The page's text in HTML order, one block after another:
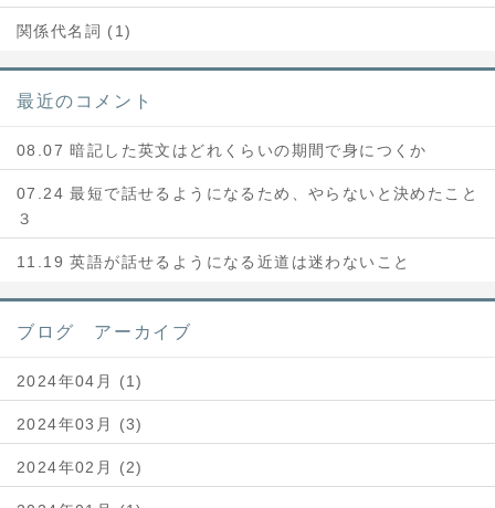
関係代名詞 (1)
最近のコメント
08.07 暗記した英文はどれくらいの期間で身につくか
07.24 最短で話せるようになるため、やらないと決めたこと
３
11.19 英語が話せるようになる近道は迷わないこと
ブログ アーカイブ
2024年04月 (1)
2024年03月 (3)
2024年02月 (2)